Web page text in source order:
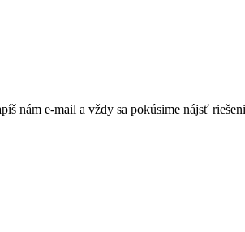
nám e-mail a vždy sa pokúsime nájsť